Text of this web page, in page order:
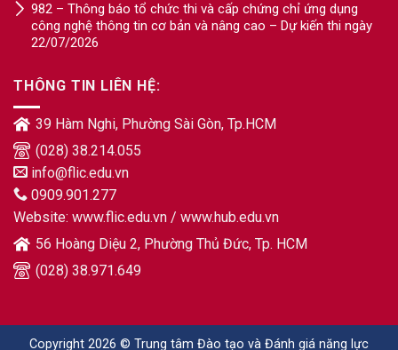
982 – Thông báo tổ chức thi và cấp chứng chỉ ứng dụng
công nghệ thông tin cơ bản và nâng cao – Dự kiến thi ngày
22/07/2026
THÔNG TIN LIÊN HỆ:
39 Hàm Nghi, Phường Sài Gòn, Tp.HCM
(028) 38.214.055
info@flic.edu.vn
0909.901.277
Website: www.flic.edu.vn / www.hub.edu.vn
56 Hoàng Diệu 2, Phường Thủ Đức, Tp. HCM
(028) 38.971.649
Copyright 2026 © Trung tâm Đào tạo và Đánh giá năng lực